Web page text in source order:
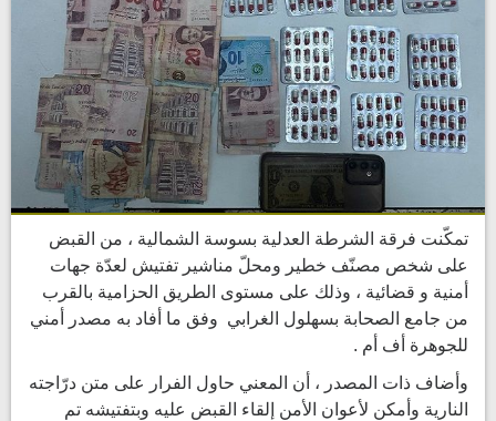
تمكّنت فرقة الشرطة العدلية بسوسة الشمالية ، من القبض
على شخص مصنّف خطير ومحلّ مناشير تفتيش لعدّة جهات
أمنية و قضائية ، وذلك على مستوى الطريق الحزامية بالقرب
من جامع الصحابة بسهلول الغرابي وفق ما أفاد به مصدر أمني
للجوهرة أف أم .
وأضاف ذات المصدر ، أن المعني حاول الفرار على متن درّاجته
النارية وأمكن لأعوان الأمن إلقاء القبض عليه وبتفتيشه تم